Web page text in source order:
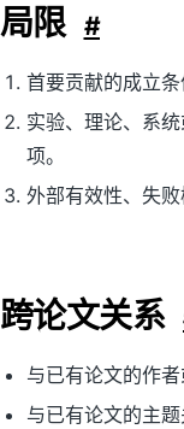
局限 #
首要贡献的成立条
实验、理论、系
项。
外部有效性、失败
跨论文关系
与已有论文的作者
与已有论文的主题